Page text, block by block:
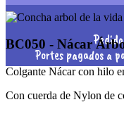
Portes pagados a
BC050 - Nácar
Colgante Nácar con hilo
Con cuerda de Nylon de